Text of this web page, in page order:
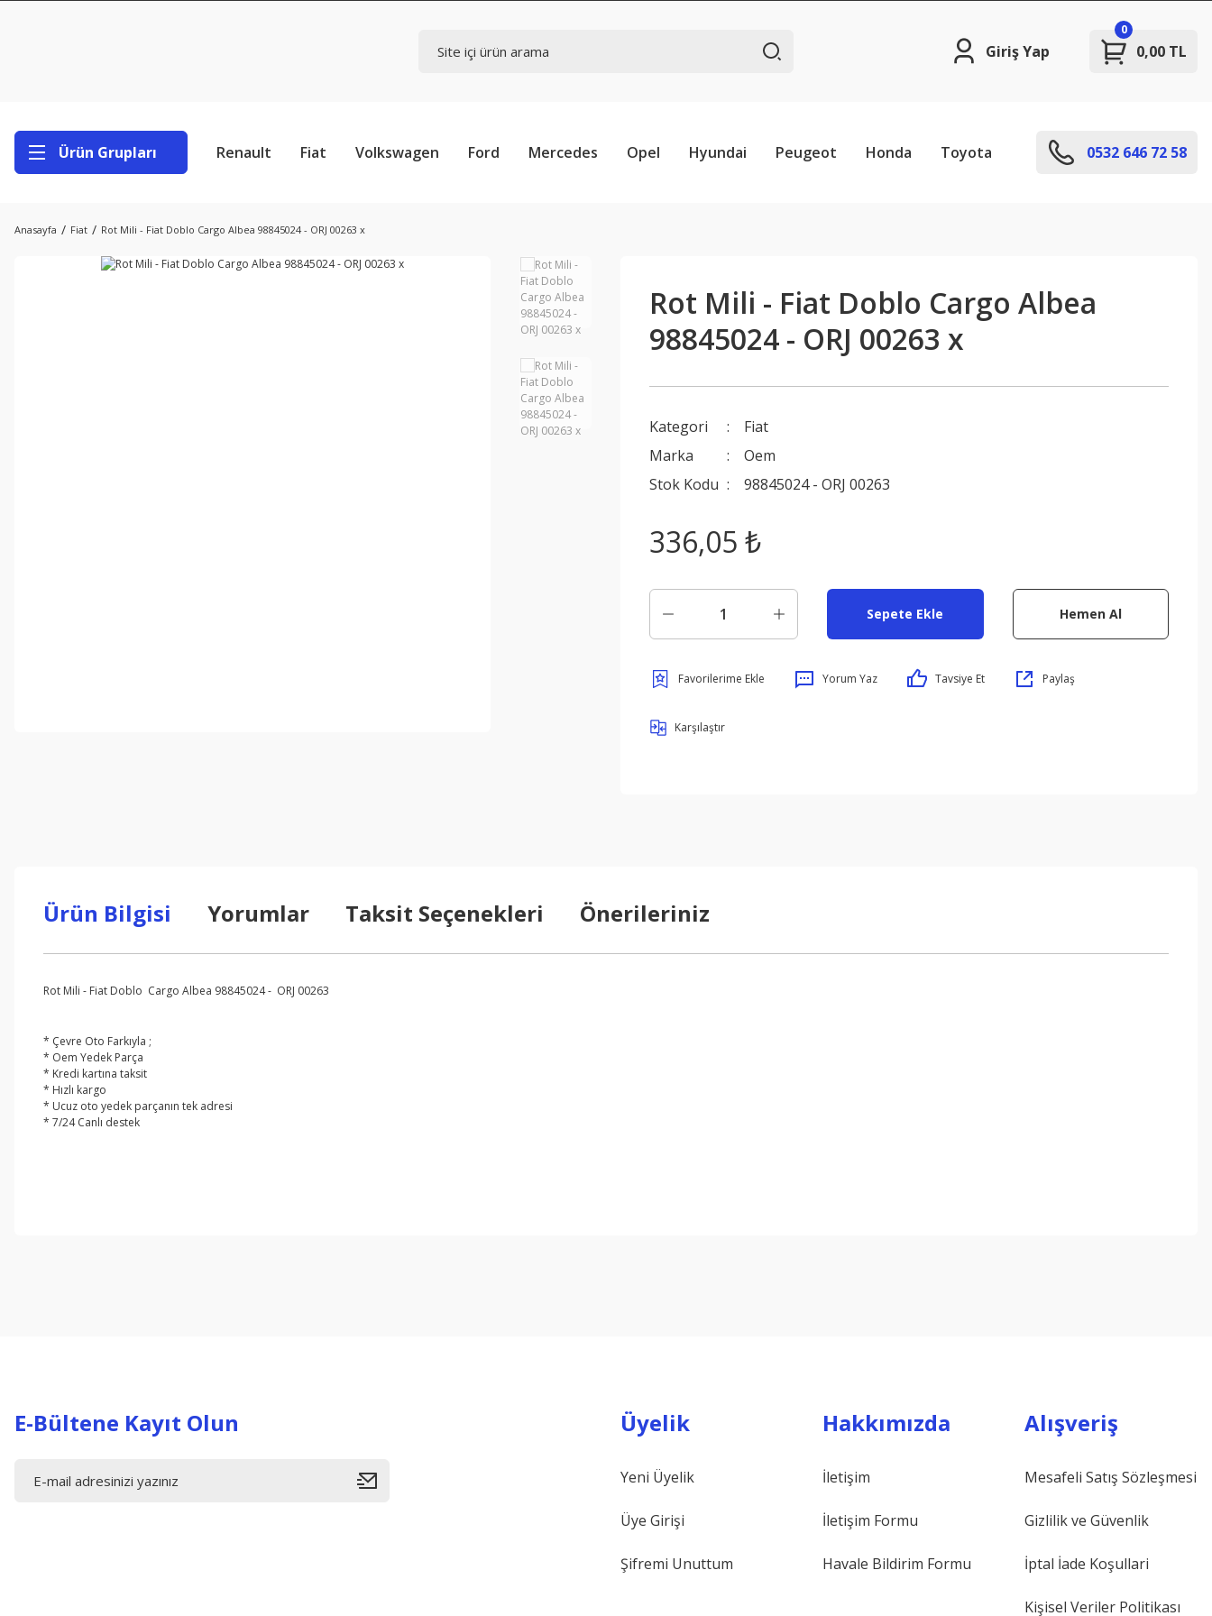
Giriş Yap 0,00 TL
0
Ürün Grupları Renault Fiat Volkswagen Ford Mercedes Opel Hyundai Peugeot Honda Toyota 0532 646 72 58
Anasayfa Fiat Rot Mili - Fiat Doblo Cargo Albea 98845024 - ORJ 00263 x
Rot Mili - Fiat Doblo Cargo Albea
98845024 - ORJ 00263 x
Kategori
Fiat
Marka
Oem
Stok Kodu
98845024 - ORJ 00263
336,05 ₺
Sepete Ekle Hemen Al
Yorum Yaz Tavsiye Et Paylaş
Karşılaştır
Ürün Bilgisi Yorumlar Taksit Seçenekleri Önerileriniz
Rot Mili - Fiat Doblo Cargo Albea 98845024 - ORJ 00263
* Çevre Oto Farkıyla ;
* Oem Yedek Parça
* Kredi kartına taksit
* Hızlı kargo
* Ucuz oto yedek parçanın tek adresi
* 7/24 Canlı destek
E-Bültene Kayıt Olun Üyelik
Yeni Üyelik
Üye Girişi
Şifremi Unuttum
Hakkımızda
İletişim
İletişim Formu
Havale Bildirim Formu
Alışveriş
Mesafeli Satış Sözleşmesi
Gizlilik ve Güvenlik
İptal İade Koşullari
Kişisel Veriler Politikası